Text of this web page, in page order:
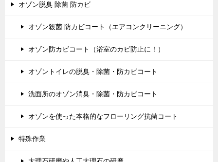
オゾン脱臭 除菌 防カビ
オゾン殺菌 防カビコート（エアコンクリーニング）
オゾン防カビコート（浴室のカビ防止に！）
オゾントイレの脱臭・除菌・防カビコート
洗面所のオゾン消臭・除菌・防カビコート
オゾンを使った本格的なフローリング抗菌コート
特殊作業